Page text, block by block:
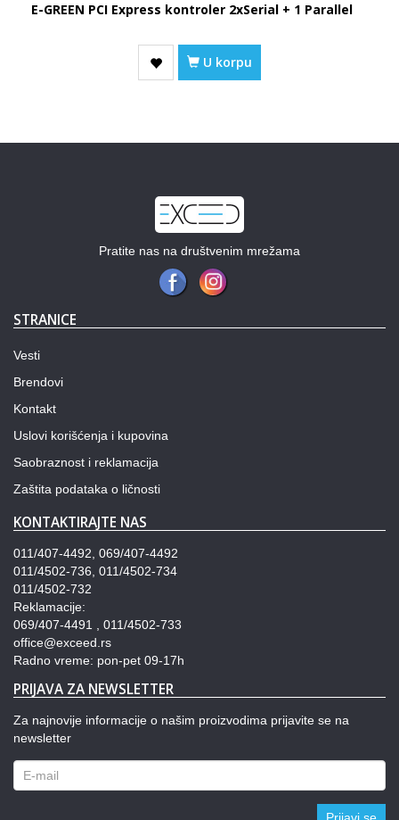
E-GREEN PCI Express kontroler 2xSerial + 1 Parallel
U korpu
Pratite nas na društvenim mrežama
STRANICE
Vesti
Brendovi
Kontakt
Uslovi korišćenja i kupovina
Saobraznost i reklamacija
Zaštita podataka o ličnosti
KONTAKTIRAJTE NAS
011/407-4492, 069/407-4492
011/4502-736, 011/4502-734
011/4502-732
Reklamacije:
069/407-4491 , 011/4502-733
office@exceed.rs
Radno vreme: pon-pet 09-17h
PRIJAVA ZA NEWSLETTER
Za najnovije informacije o našim proizvodima prijavite se na
newsletter